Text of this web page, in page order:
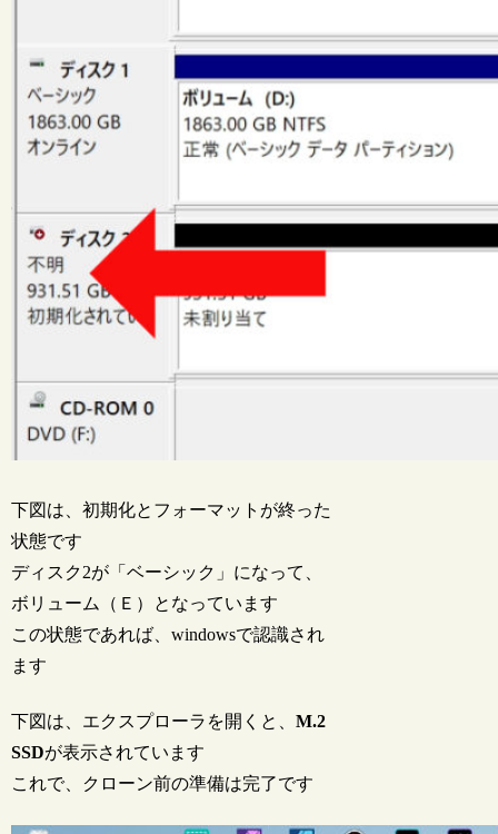
下図は、初期化とフォーマットが終った
状態です
ディスク2が「ベーシック」になって、
ボリューム（Ｅ）となっています
この状態であれば、windowsで認識され
ます
下図は、エクスプローラを開くと、M.2
SSDが表示されています
これで、クローン前の準備は完了です